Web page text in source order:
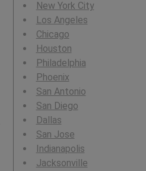
New York City
Los Angeles
Chicago
Houston
Philadelphia
Phoenix
San Antonio
San Diego
Dallas
San Jose
Indianapolis
Jacksonville